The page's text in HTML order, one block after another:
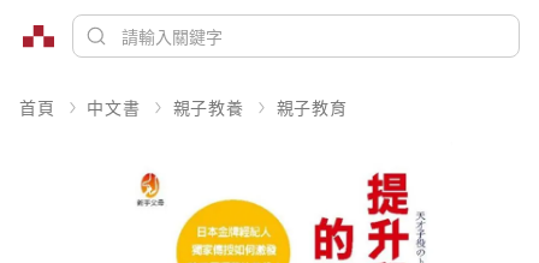
首頁 中文書 親子教養 親子教育